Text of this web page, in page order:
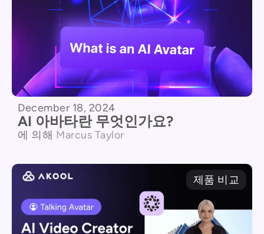
December 18, 2024
AI 아바타란 무엇인가요?
에 의해 Marcus Taylor
제품 비교